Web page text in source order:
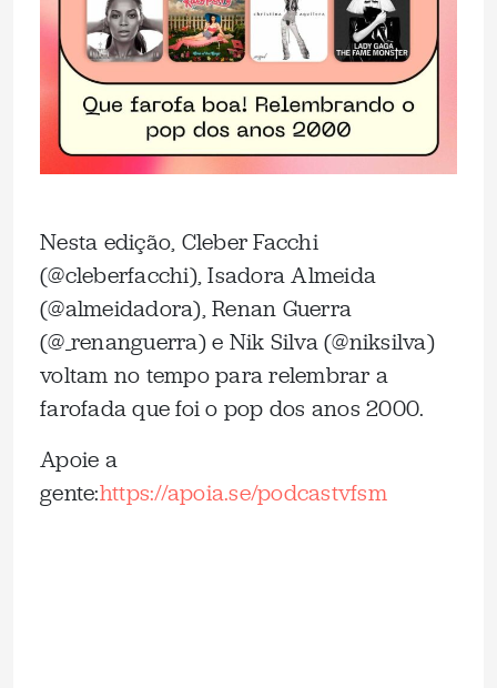
Nesta edição, Cleber Facchi
(@cleberfacchi), Isadora Almeida
(@almeidadora), Renan Guerra
(@_renanguerra) e Nik Silva (@niksilva)
voltam no tempo para relembrar a
farofada que foi o pop dos anos 2000.
Apoie a
gente:⁠https://apoia.se/podcastvfsm⁠